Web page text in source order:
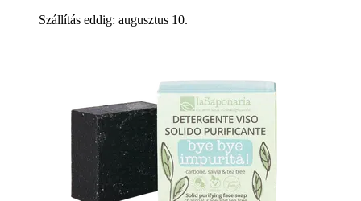
Szállítás eddig: augusztus 10.